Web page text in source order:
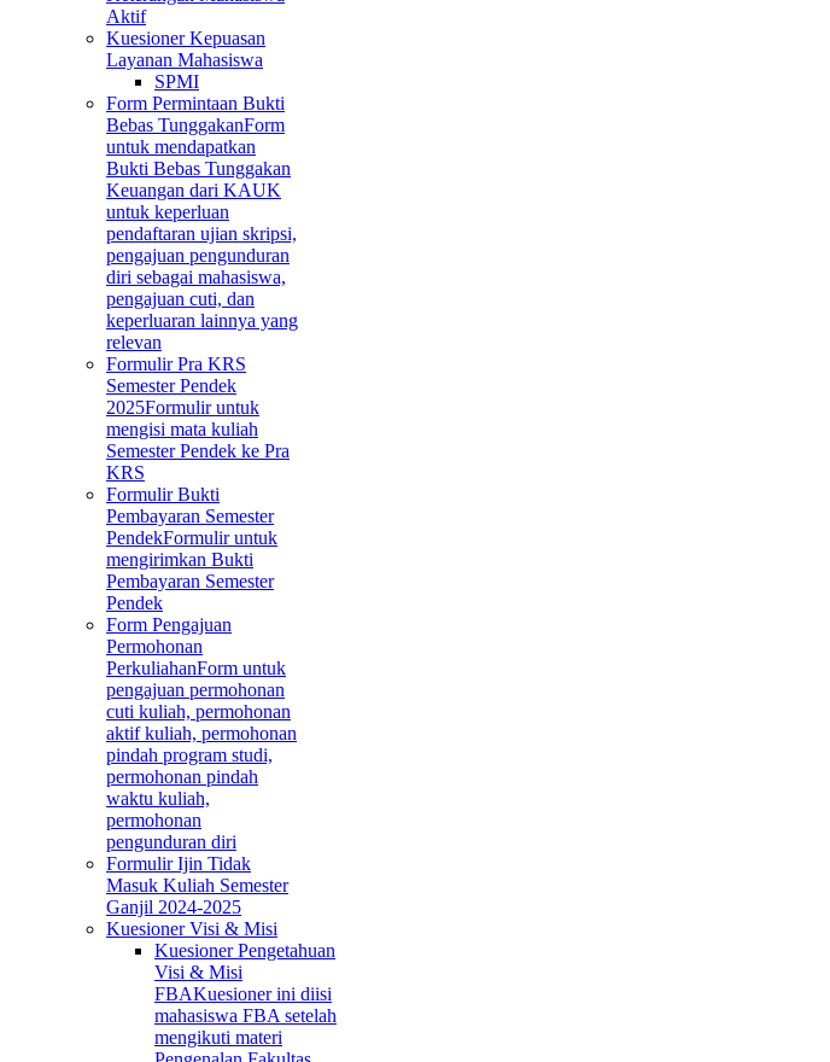
Aktif
Kuesioner Kepuasan
Layanan Mahasiswa
SPMI
Form Permintaan Bukti
Bebas TunggakanForm
untuk mendapatkan
Bukti Bebas Tunggakan
Keuangan dari KAUK
untuk keperluan
pendaftaran ujian skripsi,
pengajuan pengunduran
diri sebagai mahasiswa,
pengajuan cuti, dan
keperluaran lainnya yang
relevan
Formulir Pra KRS
Semester Pendek
2025Formulir untuk
mengisi mata kuliah
Semester Pendek ke Pra
KRS
Formulir Bukti
Pembayaran Semester
PendekFormulir untuk
mengirimkan Bukti
Pembayaran Semester
Pendek
Form Pengajuan
Permohonan
PerkuliahanForm untuk
pengajuan permohonan
cuti kuliah, permohonan
aktif kuliah, permohonan
pindah program studi,
permohonan pindah
waktu kuliah,
permohonan
pengunduran diri
Formulir Ijin Tidak
Masuk Kuliah Semester
Ganjil 2024-2025
Kuesioner Visi & Misi
Kuesioner Pengetahuan
Visi & Misi
FBAKuesioner ini diisi
mahasiswa FBA setelah
mengikuti materi